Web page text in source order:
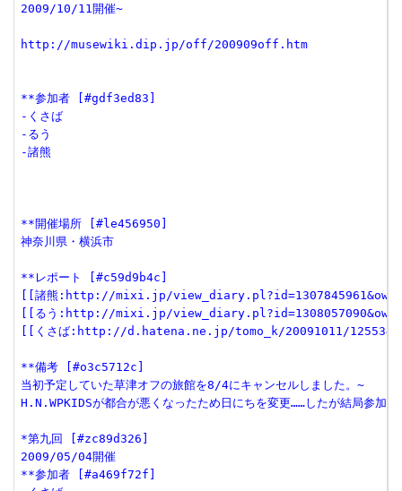
2009/10/11開催~
http://musewiki.dip.jp/off/200909off.htm
**参加者 [#gdf3ed83]
-くさば
-るう
-諸熊
**開催場所 [#le456950]
神奈川県・横浜市
**レポート [#c59d9b4c]
[[諸熊:http://mixi.jp/
[[るう:http://mixi.jp/
[[くさば:http://d.hatena.ne.jp/tomo_k/20091011/
**備考 [#o3c5712c]
当初予定していた草津オフの旅館を8/4にキャンセルしました。~
H.N.WPKIDSが都合が悪くなったため日にちを変更……したが結局参加は
*第九回 [#zc89d326]
2009/05/04開催
**参加者 [#a469f72f]